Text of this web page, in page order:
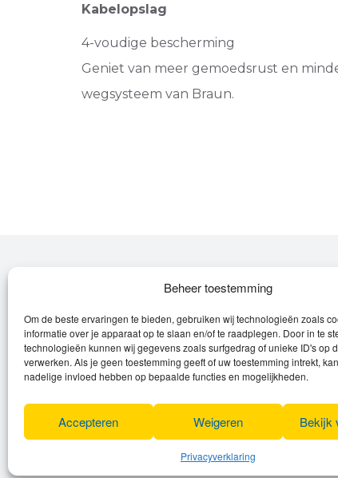
Beheer toestemming
Om de beste ervaringen te bieden, gebruiken wij technologieën zoals
informatie over je apparaat op te slaan en/of te raadplegen. Door in te
technologieën kunnen wij gegevens zoals surfgedrag of unieke ID's op
verwerken. Als je geen toestemming geeft of uw toestemming intrekt,
nadelige invloed hebben op bepaalde functies en mogelijkheden.
Accepteren Weigeren Bekijk
Privacyverklaring
Kabelopslag
4-voudige bescherming
Geniet van meer gemoedsrust en
wegsysteem van Braun.
Over Leroy
Leroy verzorgt de verkoop, het onderhoud
en eventuele herstellingen van
(elektrische) fietsen en elektro toestellen.
Algemene voorwaarden
Cookies